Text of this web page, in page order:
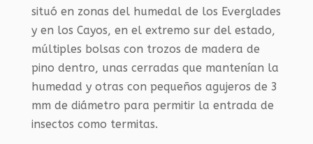
situó en zonas del humedal de los Everglades
y en los Cayos, en el extremo sur del estado,
múltiples bolsas con trozos de madera de
pino dentro, unas cerradas que mantenían la
humedad y otras con pequeños agujeros de 3
mm de diámetro para permitir la entrada de
insectos como termitas.